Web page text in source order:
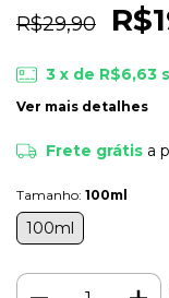
R$29,90
3 x de R$6,63
Ver mais detalhes
Frete grátis a
Tamanho: 100ml
100ml